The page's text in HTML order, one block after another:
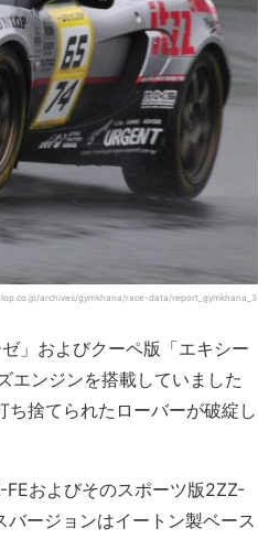
archives/gymkhana/race-data/report_gymkhana_3
」およびクーペ版「エキシー
エンジンを搭載していました
捨てられたローバーが破綻し
FEおよびそのスポーツ版2ZZ-
ージョンはイートン製ベース